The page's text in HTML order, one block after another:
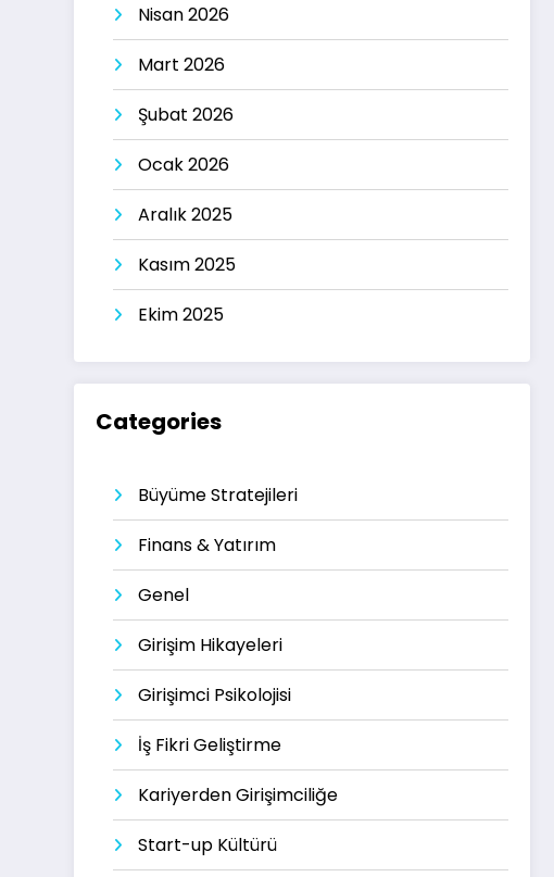
Nisan 2026
Mart 2026
Şubat 2026
Ocak 2026
Aralık 2025
Kasım 2025
Ekim 2025
Categories
Büyüme Stratejileri
Finans & Yatırım
Genel
Girişim Hikayeleri
Girişimci Psikolojisi
İş Fikri Geliştirme
Kariyerden Girişimciliğe
Start-up Kültürü